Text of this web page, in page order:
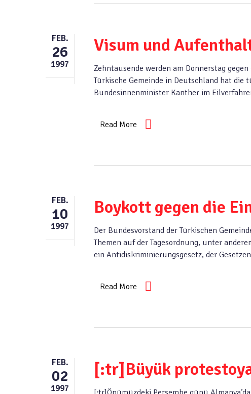
FEB.
26
1997
Visum und
Zehntausende werden am Donnerstag
Türkische Gemeinde in Deutschland hat
Bundesinnenminister Kanther im
Read More
FEB.
10
1997
Boykott gegen die
Der Bundesvorstand der Türkischen
Themen auf der Tagesordnung, unter
ein Antidiskriminierungsgesetz, der
Read More
FEB.
02
1997
[:tr]Büyük